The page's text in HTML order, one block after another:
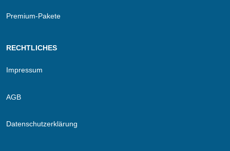
Premium-Pakete
RECHTLICHES
Impressum
AGB
Datenschutzerklärung